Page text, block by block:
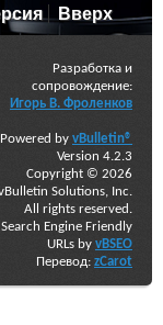
Вверх
Разработка и
сопровождение:
Игорь В. Фроленков
Powered by vBulletin®
Version 4.2.3
Copyright © 2026
Solutions, Inc.
All rights reserved.
Search Engine Friendly
URLs by vBSEO
Перевод: zCarot